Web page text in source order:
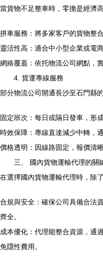
當貨物不足整車時，零擔是經濟
拼車服務：將多家客戶的貨物整
靈活性高：適合中小型企業或電
網絡覆蓋：依托物流公司網點，
4. 貨運專線服務
部分物流公司開通長沙至石門縣
固定班次：每日或隔日發車，形
時效保障：專線直達減少中轉，
價格透明：因線路固定，報價清
三、 國內貨物運輸代理的關
在選擇國內貨物運輸代理時，除
合規與安全：確保公司具備合法
齊全。
成本優化：代理能整合資源，通
免隱性費用。